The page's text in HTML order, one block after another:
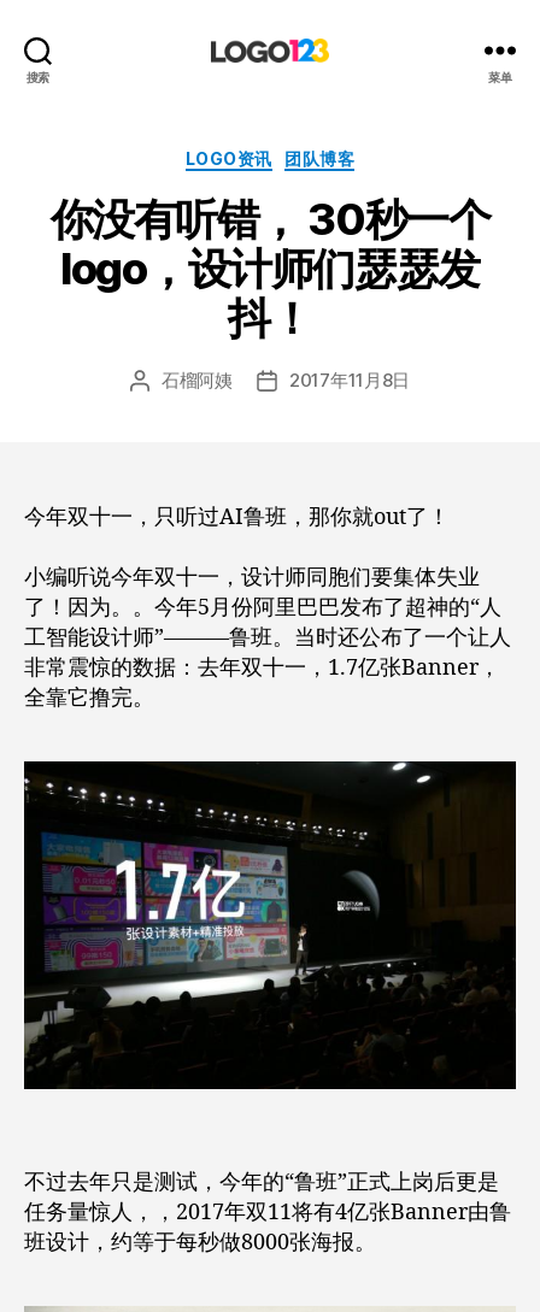
搜索
设
计
客
菜单
分
LOGO资讯 团队博客
你没有听错， 30秒一个
logo，设计师们瑟瑟发
抖！
文 石榴阿姨
发 2017年11月8日
今年双十一，只听过AI鲁班，那你就out了！
小编听说今年双十一，设计师同胞们要集体失业
了！因为。。今年5月份阿里巴巴发布了超神的“人
工智能设计师”———鲁班。当时还公布了一个让人
非常震惊的数据：去年双十一，1.7亿张Banner，
全靠它撸完。
不过去年只是测试，今年的“鲁班”正式上岗后更是
任务量惊人，，2017年双11将有4亿张Banner由鲁
班设计，约等于每秒做8000张海报。